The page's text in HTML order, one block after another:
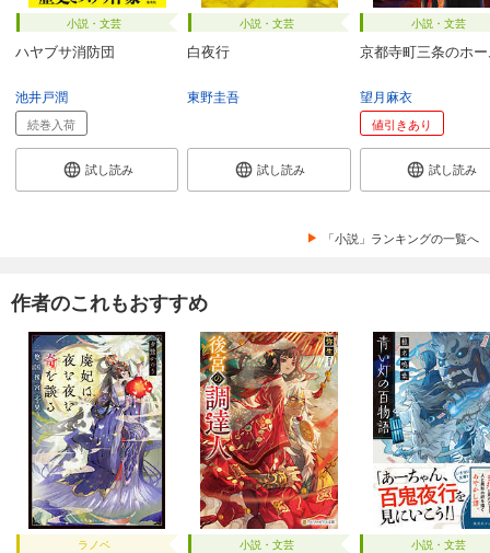
小説・文芸
ハヤブサ消防団
池井戸潤
続巻入荷
試し読み
小説・文芸
白夜行
東野圭吾
試し読み
小説・文芸
京都寺町三条のホ
望月麻衣
値引きあり
試し読み
「小説」ランキングの一覧へ
作者のこれもおすすめ
ラノベ 小説・文芸 小説・文芸